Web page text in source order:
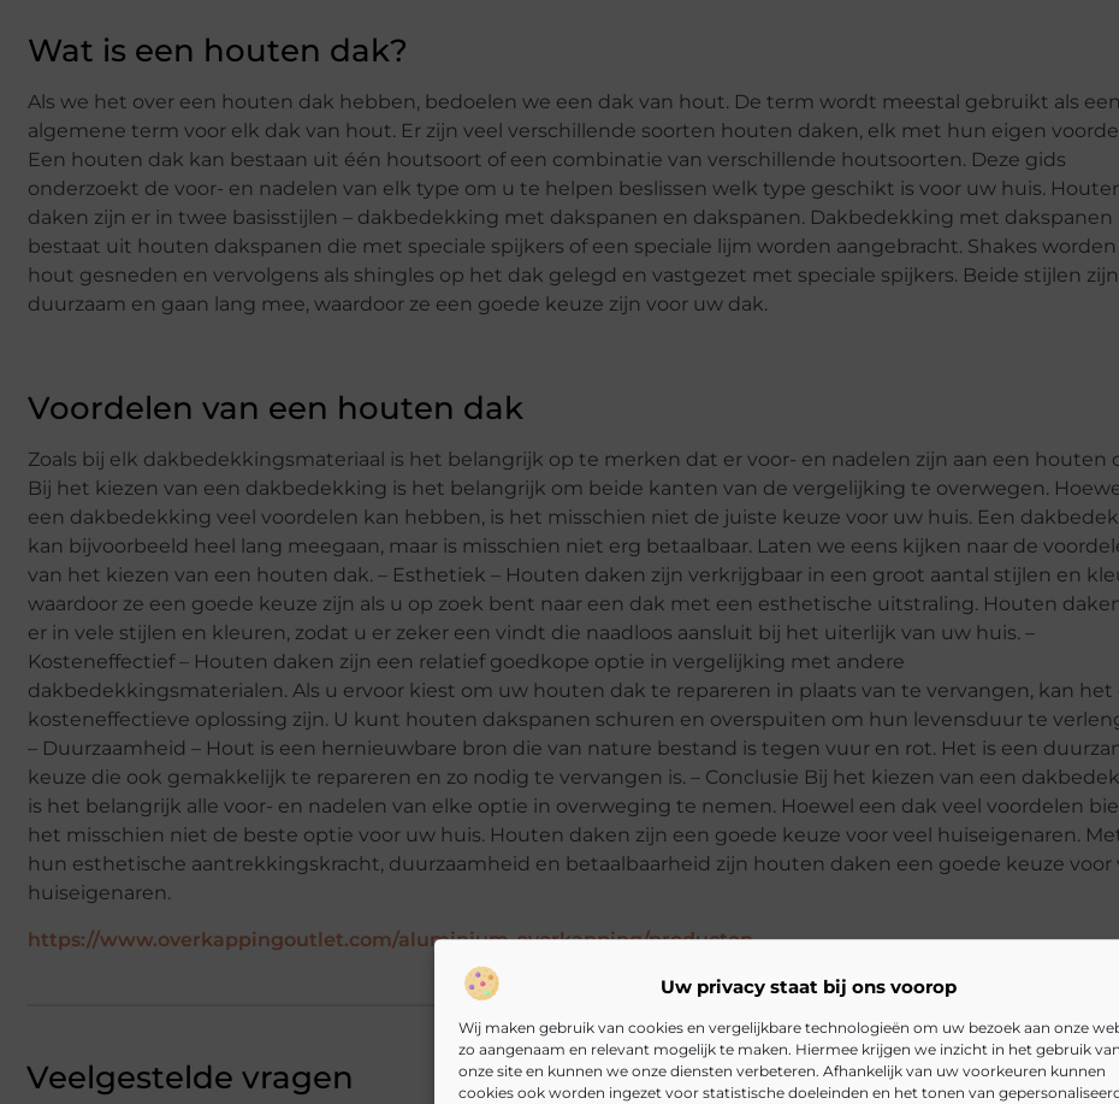
Uw privacy staat bij ons voorop
Wij maken gebruik van cookies en vergelijkbare technologieën om uw bezoek aan onze
zo aangenaam en relevant mogelijk te maken. Hiermee krijgen we inzicht in het gebruik van
onze site en kunnen we onze diensten verbeteren. Afhankelijk van uw voorkeuren kunnen
cookies ook worden ingezet voor statistische doeleinden en het tonen van
Wat is een houten dak?
Als we het over een houten dak hebben, bedoelen we een dak van hout. De term wordt meestal gebruikt als een
algemene term voor elk dak van hout. Er zijn veel verschillende soorten houten daken, elk met hun eigen
Een houten dak kan bestaan uit één houtsoort of een combinatie van verschillende houtsoorten. Deze gids
onderzoekt de voor- en nadelen van elk type om u te helpen beslissen welk type geschikt is voor uw huis.
daken zijn er in twee basisstijlen – dakbedekking met dakspanen en dakspanen. Dakbedekking met dakspanen
bestaat uit houten dakspanen die met speciale spijkers of een speciale lijm worden aangebracht. Shakes
hout gesneden en vervolgens als shingles op het dak gelegd en vastgezet met speciale spijkers. Beide stijlen
duurzaam en gaan lang mee, waardoor ze een goede keuze zijn voor uw dak.
Voordelen van een houten dak
Zoals bij elk dakbedekkingsmateriaal is het belangrijk op te merken dat er voor- en nadelen zijn aan een houten
Bij het kiezen van een dakbedekking is het belangrijk om beide kanten van de vergelijking te overwegen.
een dakbedekking veel voordelen kan hebben, is het misschien niet de juiste keuze voor uw huis. Een
kan bijvoorbeeld heel lang meegaan, maar is misschien niet erg betaalbaar. Laten we eens kijken naar de
van het kiezen van een houten dak. – Esthetiek – Houten daken zijn verkrijgbaar in een groot aantal stijlen en
waardoor ze een goede keuze zijn als u op zoek bent naar een dak met een esthetische uitstraling. Houten
er in vele stijlen en kleuren, zodat u er zeker een vindt die naadloos aansluit bij het uiterlijk van uw huis. –
Kosteneffectief – Houten daken zijn een relatief goedkope optie in vergelijking met andere
dakbedekkingsmaterialen. Als u ervoor kiest om uw houten dak te repareren in plaats van te vervangen, kan het
kosteneffectieve oplossing zijn. U kunt houten dakspanen schuren en overspuiten om hun levensduur te
– Duurzaamheid – Hout is een hernieuwbare bron die van nature bestand is tegen vuur en rot. Het is een
keuze die ook gemakkelijk te repareren en zo nodig te vervangen is. – Conclusie Bij het kiezen van een
is het belangrijk alle voor- en nadelen van elke optie in overweging te nemen. Hoewel een dak veel voordelen
het misschien niet de beste optie voor uw huis. Houten daken zijn een goede keuze voor veel huiseigenaren.
hun esthetische aantrekkingskracht, duurzaamheid en betaalbaarheid zijn houten daken een goede keuze voor
huiseigenaren.
https://www.overkappingoutlet.com/aluminium-overkapping/producten
Veelgestelde vragen